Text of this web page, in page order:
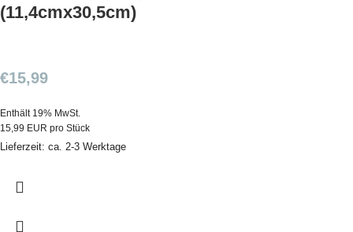
(11,4cmx30,5cm)
€15,99
Enthält 19% MwSt.
15,99 EUR pro Stück
Lieferzeit: ca. 2-3 Werktage